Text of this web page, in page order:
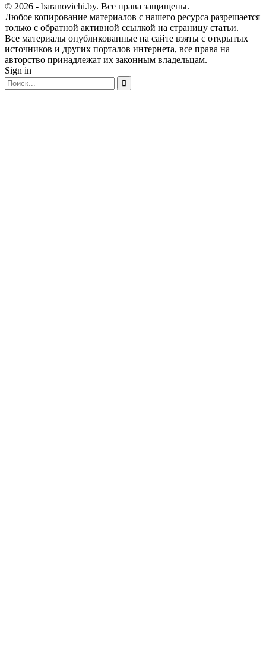
© 2026 - baranovichi.by. Все права защищены.
Любое копирование материалов с нашего ресурса разрешается
только с обратной активной ссылкой на страницу статьи.
Все материалы опубликованные на сайте взяты с открытых
источников и других порталов интернета, все права на
авторство принадлежат их законным владельцам.
Sign in